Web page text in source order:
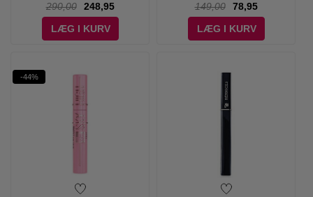
290,00
248,95
LÆG I KURV
149,00
78,95
LÆG I KURV
-44%